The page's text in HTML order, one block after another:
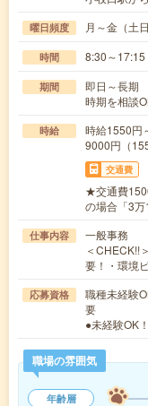
曜日頻度 月～金（土
時間 8:30～17:15
期間
即日～長期
時期を相談
時給
時給1550円
9000円（
交通費
★交通費
の場合「3万
仕事内容
一般事務
＜CHECK!!
要！・環境
応募資格
職種未経験
要
●未経験
職場の雰囲気
年齢層